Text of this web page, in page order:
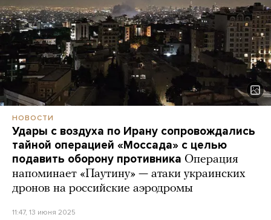
НОВОСТИ
Удары с воздуха по Ирану сопровождались
тайной операцией «Моссада» с целью
подавить оборону противника Операция
напоминает «Паутину» — атаки украинских
дронов на российские аэродромы
11:47, 13 июня 2025